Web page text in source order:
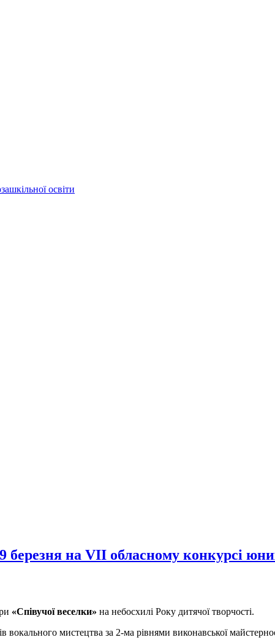
освіти
березня на VII обласному конкурсі
«Співучої веселки» на небосхилі Року дитячої творчості.
вокального мистецтва за 2-ма рівнями виконавської